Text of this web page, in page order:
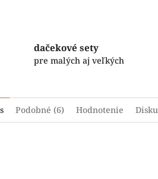
dačekové sety
pre malých aj veľkých
Podobné (6) Hodnotenie